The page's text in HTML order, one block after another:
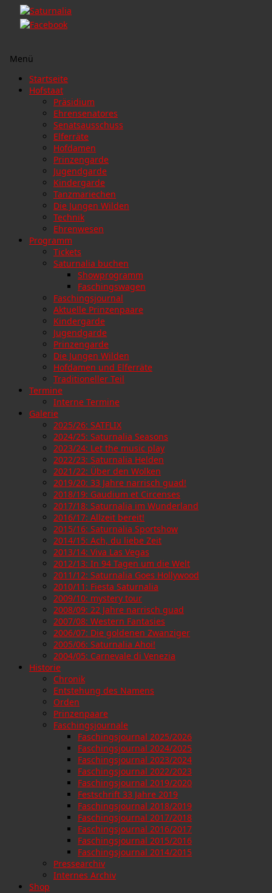
Menü
Zum
Inhalt
Startseite
Hofstaat
Präsidium
Ehrensenatores
Senatsausschuss
Elferräte
Hofdamen
Prinzengarde
Jugendgarde
Kindergarde
Tanzmariechen
Die Jungen Wilden
Technik
Ehrenwesen
Programm
Tickets
Saturnalia buchen
Showprogramm
Faschingswagen
Faschingsjournal
Aktuelle Prinzenpaare
Kindergarde
Jugendgarde
Prinzengarde
Die Jungen Wilden
Hofdamen und Elferräte
Traditioneller Teil
Termine
Interne Termine
Galerie
2025/26: SATFLIX
2024/25: Saturnalia Seasons
2023/24: Let the music play
2022/23: Saturnalia Helden
2021/22: Über den Wolken
2019/20: 33 Jahre narrisch guad!
2018/19: Gaudium et Circenses
2017/18: Saturnalia im Wunderland
2016/17: Allzeit bereit!
2015/16: Saturnalia Sportshow
2014/15: Ach, du liebe Zeit
2013/14: Viva Las Vegas
2012/13: In 94 Tagen um die Welt
2011/12: Saturnalia Goes Hollywood
2010/11: Fiesta Saturnalia
2009/10: mystery tour
2008/09: 22 Jahre narrisch guad
2007/08: Western Fantasies
2006/07: Die goldenen Zwanziger
2005/06: Saturnalia Ahoi!
2004/05: Carnevale di Venezia
Historie
Chronik
Entstehung des Namens
Orden
Prinzenpaare
Faschingsjournale
Faschingsjournal 2025/2026
Faschingsjournal 2024/2025
Faschingsjournal 2023/2024
Faschingsjournal 2022/2023
Faschingsjournal 2019/2020
Festschrift 33 Jahre 2019
Faschingsjournal 2018/2019
Faschingsjournal 2017/2018
Faschingsjournal 2016/2017
Faschingsjournal 2015/2016
Faschingsjournal 2014/2015
Pressearchiv
Internes Archiv
Shop